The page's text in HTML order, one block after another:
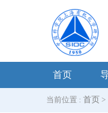
首页
当前位置 : 首页 >